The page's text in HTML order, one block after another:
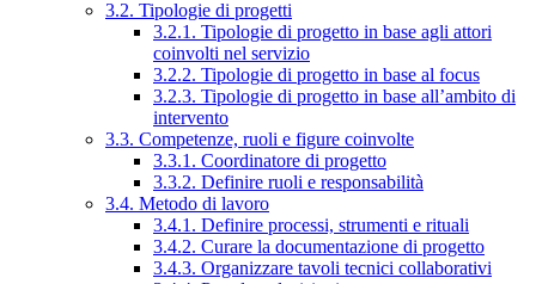
3.2. Tipologie di progetti
3.2.1. Tipologie di progetto in base agli attori
coinvolti nel servizio
3.2.2. Tipologie di progetto in base al focus
3.2.3. Tipologie di progetto in base all’ambito di
intervento
3.3. Competenze, ruoli e figure coinvolte
3.3.1. Coordinatore di progetto
3.3.2. Definire ruoli e responsabilità
3.4. Metodo di lavoro
3.4.1. Definire processi, strumenti e rituali
3.4.2. Curare la documentazione di progetto
3.4.3. Organizzare tavoli tecnici collaborativi